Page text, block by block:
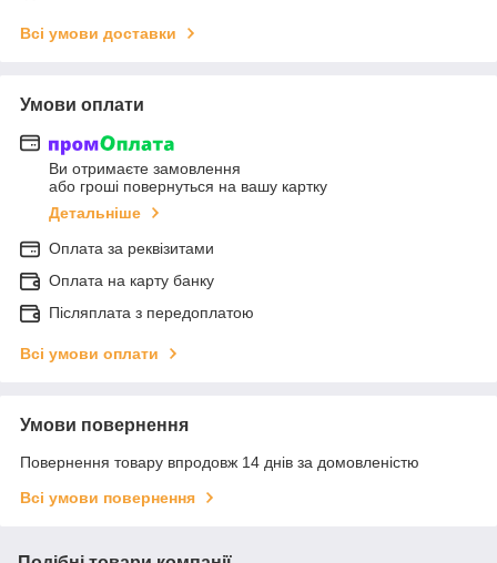
Всі умови доставки
Умови оплати
Ви отримаєте замовлення
або гроші повернуться на вашу картку
Детальніше
Оплата за реквізитами
Оплата на карту банку
Післяплата з передоплатою
Всі умови оплати
Умови повернення
Повернення товару впродовж 14 днів за домовленістю
Всі умови повернення